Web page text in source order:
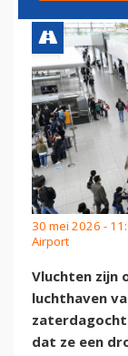
30 mei 2026 -
Airport
Vluchten zijn
luchthaven
dat ze een